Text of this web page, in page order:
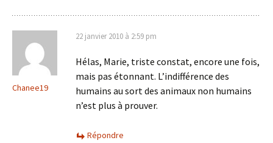
Chanee19
22 janvier 2010 à 2:59 pm
Hélas, Marie, triste constat, encore une fois,
mais pas étonnant. L’indifférence des
humains au sort des animaux non humains
n’est plus à prouver.
Répondre